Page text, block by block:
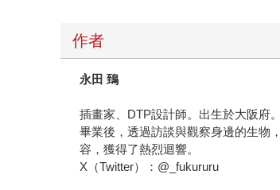
作者
永田 鵄
插畫家、DTP設計師。出生於大阪府
畢業後，透過訪談與觀察身邊的生物
容，獲得了熱烈迴響。
X（Twitter）：@_fukururu